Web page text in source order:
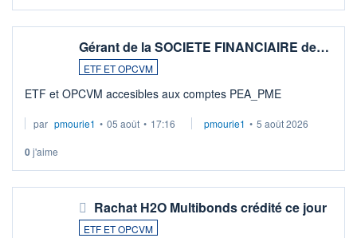
Gérant de la SOCIETE FINANCIAIRE de…
ETF ET OPCVM
ETF et OPCVM accesibles aux comptes PEA_PME
par pmourie1 • 05 août • 17:16 pmourie1 • 5 août 2026
0j'aime
Rachat H2O Multibonds crédité ce jour
ETF ET OPCVM